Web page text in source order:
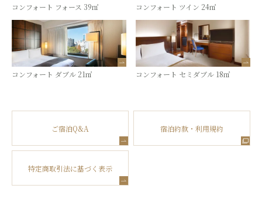
コンフォート フォース 39㎡ コンフォート ツイン 24㎡
コンフォート ダブル 21㎡ コンフォート セミダブル 18㎡
ご宿泊Q&A 宿泊約款・利用規約
特定商取引法に基づく表示